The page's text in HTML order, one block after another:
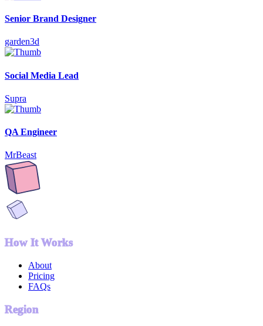
Senior Brand Designer
garden3d
Social Media Lead
Supra
QA Engineer
MrBeast
How It Works
About
Pricing
FAQs
Region